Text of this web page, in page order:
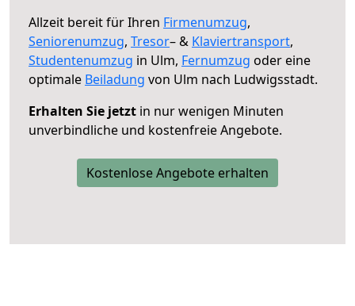
Allzeit bereit für Ihren Firmenumzug,
Seniorenumzug, Tresor– & Klaviertransport,
Studentenumzug in Ulm, Fernumzug oder eine
optimale Beiladung von Ulm nach Ludwigsstadt.
Erhalten Sie jetzt in nur wenigen Minuten
unverbindliche und kostenfreie Angebote.
Kostenlose Angebote erhalten